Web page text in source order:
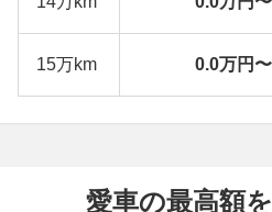
15万km 0.0万円
愛車の最高額